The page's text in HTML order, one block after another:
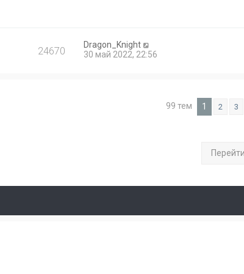
24670
Dragon_Knight
30 май 2022, 22:56
99 тем 1 2 3
Перейти